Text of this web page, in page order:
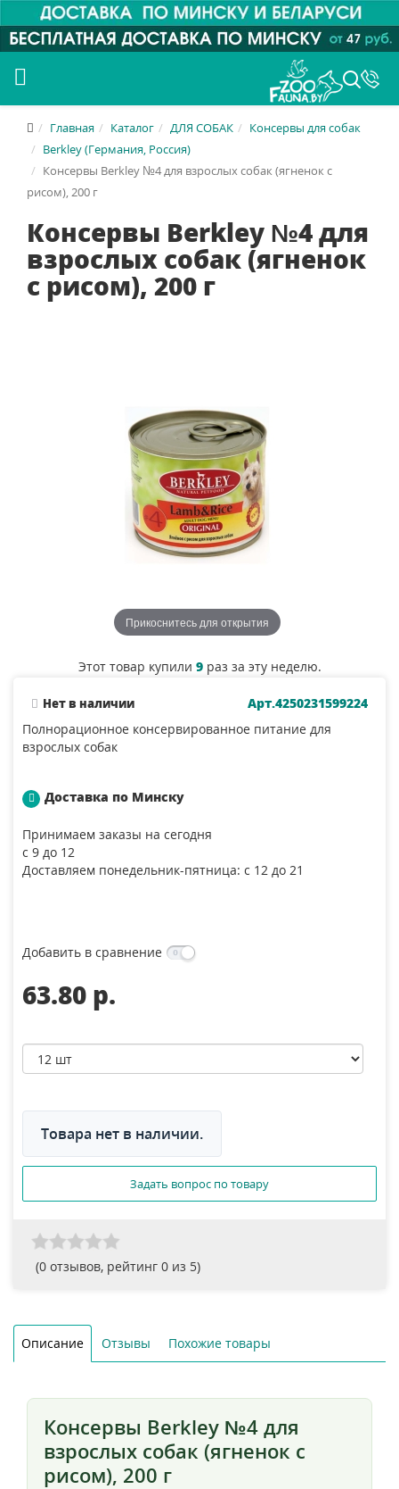
Главная Каталог ДЛЯ СОБАК
Консервы для собак
Berkley (Германия, Россия)
Консервы Berkley №4 для взрослых собак (ягненок с
рисом), 200 г
Консервы Berkley №4 для
взрослых собак (ягненок
с рисом), 200 г
Прикоснитесь для открытия
Этот товар купили 9раз за эту неделю.
Нет в наличии
Арт.4250231599224
Полнорационное консервированное питание для
взрослых собак
Доставка по Минску
Принимаем заказы на сегодня
с 9 до 12
Доставляем понедельник-пятница: с 12 до 21
Добавить в сравнение
63.80 p.
Товара нет в наличии.
Задать вопрос по товару
(0 отзывов, рейтинг 0 из 5)
Описание Отзывы Похожие товары
Консервы Berkley №4 для
взрослых собак (ягненок с
рисом), 200 г